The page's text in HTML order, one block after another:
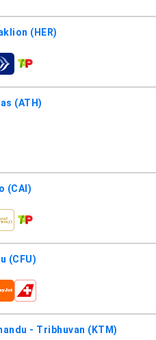
(HER)
(ATH)
(CAI)
(CFU)
- Tribhuvan (KTM)